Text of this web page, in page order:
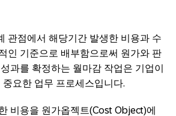
관점에서 해당기간 발생한 비용과 수
인 기준으로 배부함으로써 원가와 판
과를 확정하는 월마감 작업은 기업이
요한 업무 프로세스입니다.
비용을 원가옵젝트(Cost Object)에